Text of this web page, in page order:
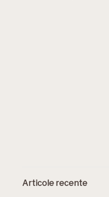
Articole recente